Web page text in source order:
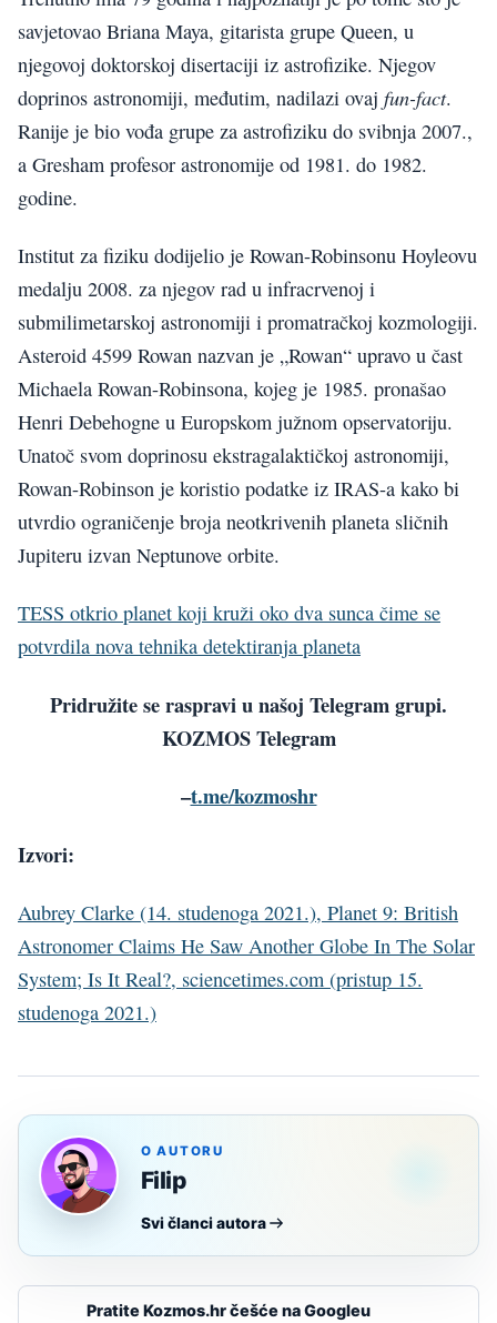
savjetovao Briana Maya, gitarista grupe Queen, u
njegovoj doktorskoj disertaciji iz astrofizike. Njegov
doprinos astronomiji, međutim, nadilazi ovaj fun-fact.
Ranije je bio vođa grupe za astrofiziku do svibnja 2007.,
a Gresham profesor astronomije od 1981. do 1982.
godine.
Institut za fiziku dodijelio je Rowan-Robinsonu Hoyleovu
medalju 2008. za njegov rad u infracrvenoj i
submilimetarskoj astronomiji i promatračkoj kozmologiji.
Asteroid 4599 Rowan nazvan je „Rowan“ upravo u čast
Michaela Rowan-Robinsona, kojeg je 1985. pronašao
Henri Debehogne u Europskom južnom opservatoriju.
Unatoč svom doprinosu ekstragalaktičkoj astronomiji,
Rowan-Robinson je koristio podatke iz IRAS-a kako bi
utvrdio ograničenje broja neotkrivenih planeta sličnih
Jupiteru izvan Neptunove orbite.
TESS otkrio planet koji kruži oko dva sunca čime se
potvrdila nova tehnika detektiranja planeta
Pridružite se raspravi u našoj Telegram grupi.
KOZMOS Telegram
–t.me/kozmoshr
Izvori:
Aubrey Clarke (14. studenoga 2021.), Planet 9: British
Astronomer Claims He Saw Another Globe In The Solar
System; Is It Real?, sciencetimes.com (pristup 15.
studenoga 2021.)
O AUTORU
Filip
Svi članci autora
Pratite Kozmos.hr češće na Googleu